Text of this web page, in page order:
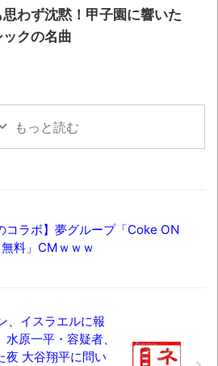
わず沈黙！甲子園に響いた
クの名曲
もっと読む
コラボ】夢グループ「Coke ON
料」CMｗｗｗ
イスラエルに報
原一平・容疑者、
夜 大谷翔平に問い